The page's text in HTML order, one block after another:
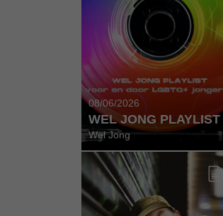
08/06/2026
WEL JONG PLAYLIST
Wel Jong